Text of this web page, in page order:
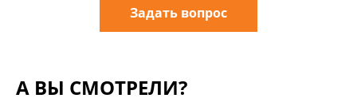
Задать вопрос
А ВЫ СМОТРЕЛИ?